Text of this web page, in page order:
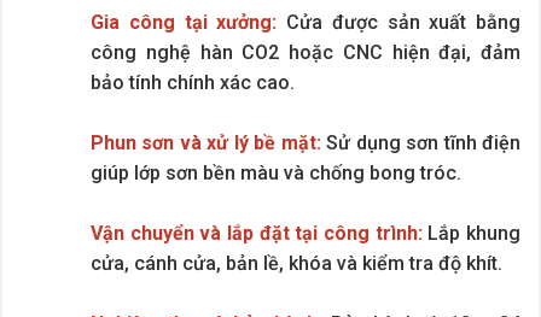
Gia công tại xưởng: Cửa được sản xuất bằng
công nghệ hàn CO2 hoặc CNC hiện đại, đảm
bảo tính chính xác cao.
Phun sơn và xử lý bề mặt:Sử dụng sơn tĩnh điện
giúp lớp sơn bền màu và chống bong tróc.
Vận chuyển và lắp đặt tại công trình:Lắp khung
cửa, cánh cửa, bản lề, khóa và kiểm tra độ khít.